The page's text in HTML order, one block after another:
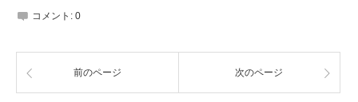
コメント: 0
前のページ 次のページ